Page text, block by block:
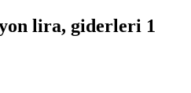
lira, giderleri 1